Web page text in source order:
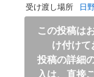
受け渡し場所
日
この投稿は
け付けて
投稿の詳細
入は、直接